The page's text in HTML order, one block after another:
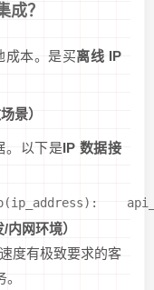
成？
成本。是买离线 IP
景）
。以下是IP 数据接
网环境）
度有极致要求的客